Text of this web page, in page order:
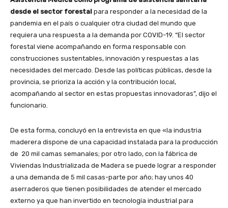
desde el sector forestal para responder a la necesidad de la
pandemia en el país o cualquier otra ciudad del mundo que
requiera una respuesta a la demanda por COVID-19. “El sector
forestal viene acompañando en forma responsable con
construcciones sustentables, innovación y respuestas a las
necesidades del mercado. Desde las políticas públicas, desde la
provincia, se prioriza la acción y la contribución local,
acompañando al sector en estas propuestas innovadoras”, dijo el
funcionario.
De esta forma, concluyó en la entrevista en que «la industria
maderera dispone de una capacidad instalada para la producción
de 20 mil camas semanales; por otro lado, con la fábrica de
Viviendas Industrializada de Madera se puede lograr a responder
a una demanda de 5 mil casas-parte por año; hay unos 40
aserraderos que tienen posibilidades de atender el mercado
externo ya que han invertido en tecnología industrial para